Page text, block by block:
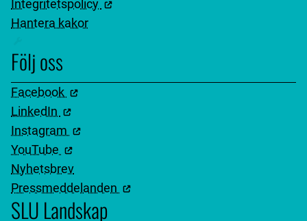
Integritetspolicy
Hantera kakor
Följ oss
Facebook
LinkedIn
Instagram
YouTube
Nyhetsbrev
Pressmeddelanden
SLU Landskap